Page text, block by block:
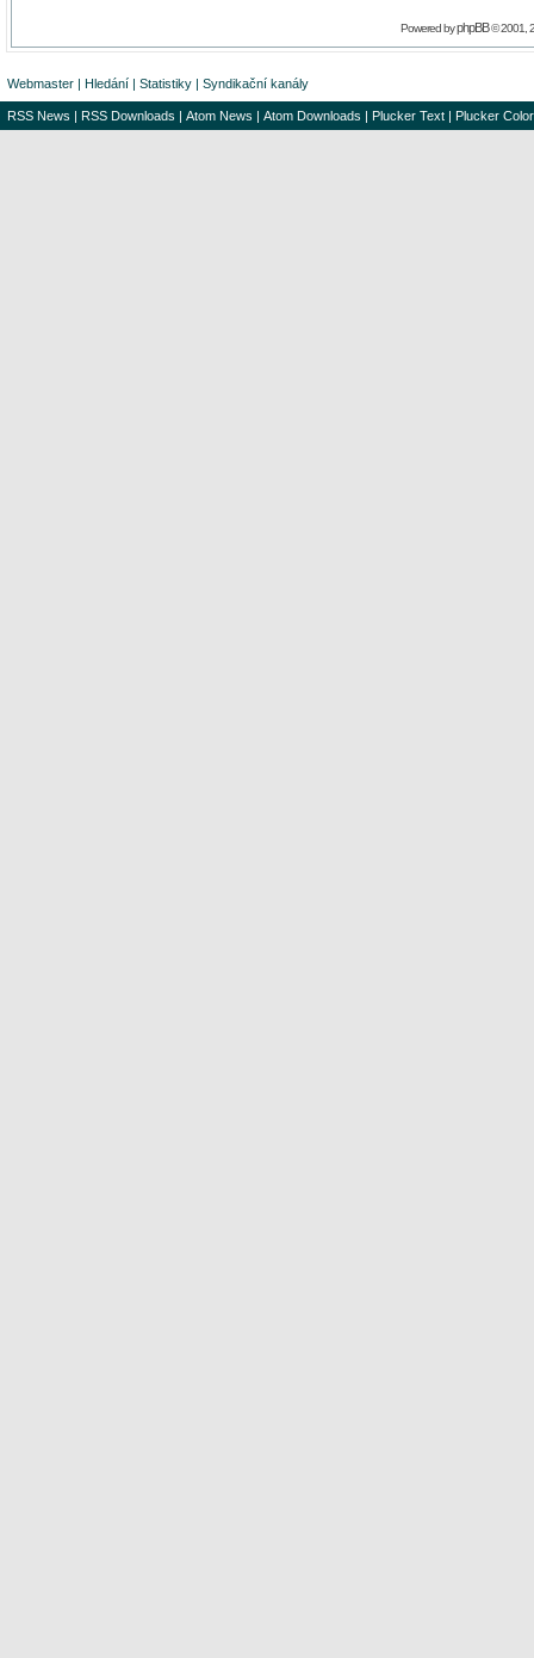
Powered byphpBB© 2001,
Webmaster | Hledání | Statistiky | Syndikační kanály
RSS News | RSS Downloads | Atom News | Atom Downloads | Plucker Text | Plucker Color